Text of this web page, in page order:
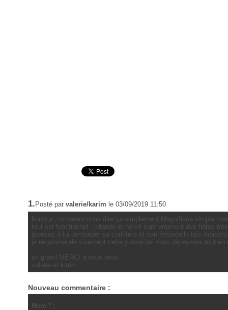
1. Posté parvalerie/karim le 03/09/2019 11:50
bonjour ,comment vous dire ça simplement,Magnifique simple
tout est fonctionnel . rolande et hervé sont vraiment des hôtes
(pensez à lui demander sa confiture et son limoncello fais maison)
je recommande vivement cette yourte qui vous dépaysera tout
un grand MERCI à vous deux
valerie et karim
Nouveau commentaire :
Nom * :